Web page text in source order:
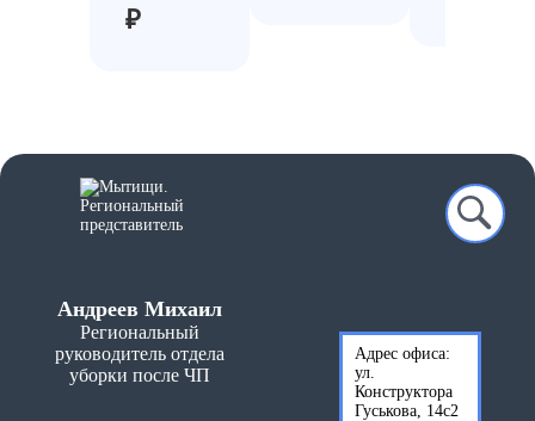
₽
Андреев Михаил
Региональный
руководитель отдела
уборки после ЧП
Адрес офиса:
ул.
Конструктора
Гуськова, 14с2